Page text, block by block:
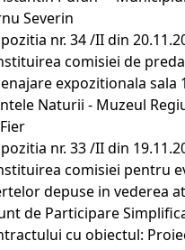
Severin
nr. 34 /II din
comisiei de
expozitionala sala
Naturii - Muzeul
nr. 33 /II din
comisiei pentru
depuse in vederea
de Participare
cu obiectul: